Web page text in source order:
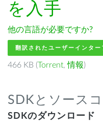
を入手
他の言語が必要ですか?
翻訳されたユーザーインター
466 KB (Torrent,情報)
SDKとソース
SDKのダウンロード